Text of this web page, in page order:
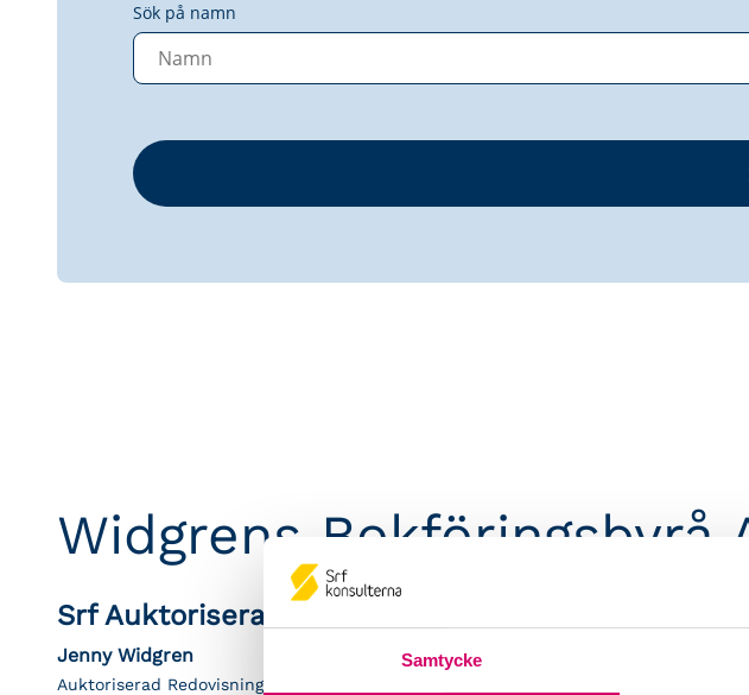
Samtycke
Sök på namn
Widgrens Bokföringsbyrå
Srf Auktoriserade konsulter
Jenny Widgren
Auktoriserad Redovisningskonsult